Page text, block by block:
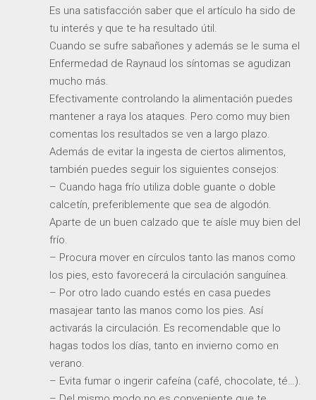
Es una satisfacción saber que el artículo ha sido de
tu interés y que te ha resultado útil.
Cuando se sufre sabañones y además se le suma el
Enfermedad de Raynaud los síntomas se agudizan
mucho más.
Efectivamente controlando la alimentación puedes
mantener a raya los ataques. Pero como muy bien
comentas los resultados se ven a largo plazo.
Además de evitar la ingesta de ciertos alimentos,
también puedes seguir los siguientes consejos:
– Cuando haga frío utiliza doble guante o doble
calcetín, preferiblemente que sea de algodón.
Aparte de un buen calzado que te aísle muy bien del
frío.
– Procura mover en círculos tanto las manos como
los pies, esto favorecerá la circulación sanguínea.
– Por otro lado cuando estés en casa puedes
masajear tanto las manos como los pies. Así
activarás la circulación. Es recomendable que lo
hagas todos los días, tanto en invierno como en
verano.
– Evita fumar o ingerir cafeína (café, chocolate, té…).